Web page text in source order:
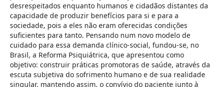
desrespeitados enquanto humanos e cidadãos distantes da
capacidade de produzir benefícios para si e para a
sociedade, pois a eles não eram oferecidas condições
suficientes para tanto. Pensando num novo modelo de
cuidado para essa demanda clínico-social, fundou-se, no
Brasil, a Reforma Psiquiátrica, que apresentou como
objetivo: construir práticas promotoras de saúde, através da
escuta subjetiva do sofrimento humano e de sua realidade
singular, mantendo assim, o convívio do paciente junto à